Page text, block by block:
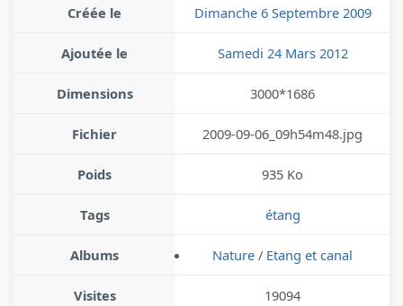
Créée le Dimanche 6 Septembre 2009
Ajoutée le Samedi 24 Mars 2012
Dimensions 3000*1686
Fichier 2009-09-06_09h54m48.jpg
Poids 935 Ko
Tags étang
Albums Nature / Etang et canal
Visites 19094